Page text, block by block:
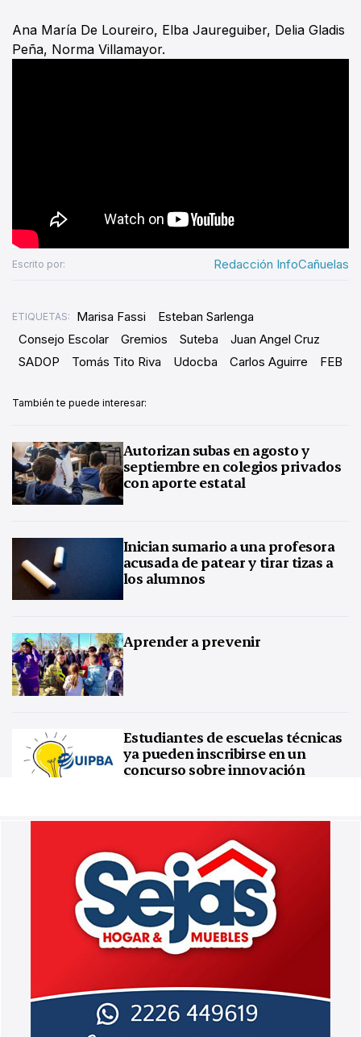
Ana María De Loureiro, Elba Jaureguiber, Delia Gladis
Peña, Norma Villamayor.
Escrito por: Redacción InfoCañuelas
ETIQUETAS: Marisa Fassi
Esteban Sarlenga
Consejo Escolar
Gremios Suteba
Juan Angel Cruz
SADOP
Tomás Tito Riva Udocba Carlos Aguirre FEB
También te puede interesar:
Autorizan subas en agosto y
septiembre en colegios privados
con aporte estatal
Inician sumario a una profesora
acusada de patear y tirar tizas a
los alumnos
Aprender a prevenir
Estudiantes de escuelas técnicas
ya pueden inscribirse en un
concurso sobre innovación